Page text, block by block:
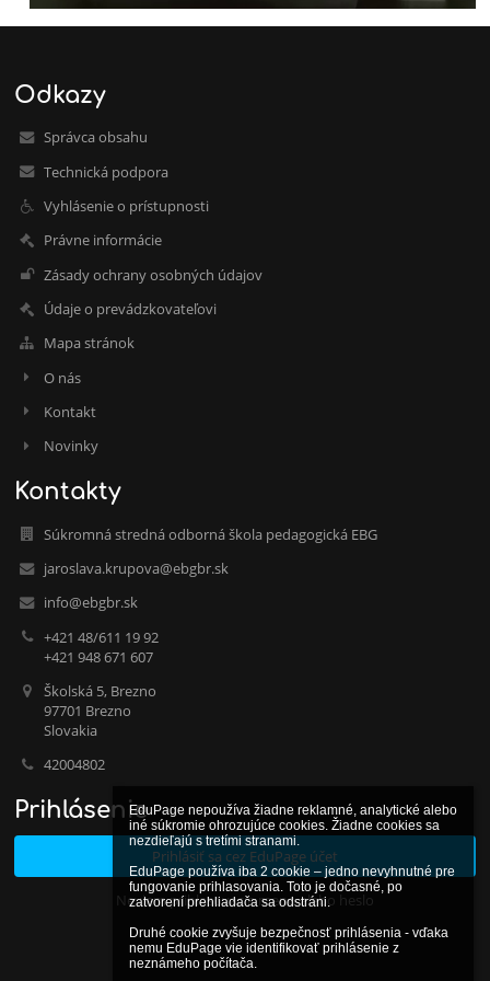
EduPage nepoužíva žiadne reklamné, analytické alebo
iné súkromie ohrozujúce cookies. Žiadne cookies sa
nezdieľajú s tretími stranami.
EduPage používa iba 2 cookie – jedno nevyhnutné pre
fungovanie prihlasovania. Toto je dočasné, po
zatvorení prehliadača sa odstráni.
Druhé cookie zvyšuje bezpečnosť prihlásenia - vďaka
nemu EduPage vie identifikovať prihlásenie z
neznámeho počítača.
Odkazy
Správca obsahu
Technická podpora
Vyhlásenie o prístupnosti
Právne informácie
Zásady ochrany osobných údajov
Údaje o prevádzkovateľovi
Mapa stránok
O nás
Kontakt
Novinky
Kontakty
Súkromná stredná odborná škola pedagogická EBG
jaroslava.krupova@ebgbr.sk
info@ebgbr.sk
+421 48/611 19 92
+421 948 671 607
Školská 5, Brezno
97701 Brezno
Slovakia
42004802
Prihlásenie
Prihlásiť sa cez EduPage účet
Neviem prihlasovacie meno alebo heslo